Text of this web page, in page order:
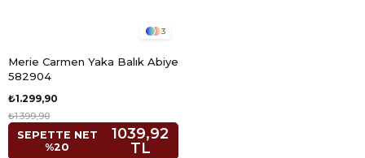
3
Merie Carmen Yaka Balık Abiye
582904
₺1.299,90
₺1.399,90
SEPETTE NET
%20
1039,92
TL